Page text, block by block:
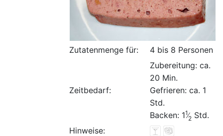
Zutatenmenge für: 4 bis 8 Personen
Zeitbedarf:
Zubereitung: ca.
20 Min.
Gefrieren: ca. 1
Std.
Backen: 11
2 Std.
Hinweise: